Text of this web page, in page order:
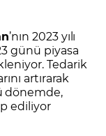
’nın 2023 yılı
günü piyasa
Tedarik
artırarak
dönemde,
ediliyor